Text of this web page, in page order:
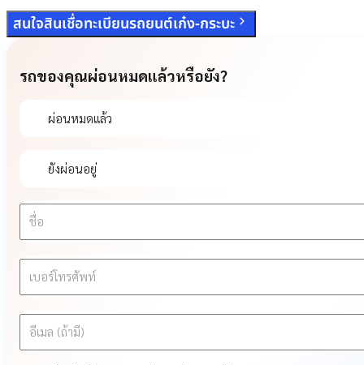
สนใจสินเชื่อทะเบียนรถยนต์เก๋ง-กระบะ
รถของคุณผ่อนหมดแล้วหรือยัง?
ผ่อนหมดแล้ว
ยังผ่อนอยู่
ชื่อ
เบอร์โทรศัพท์
อีเมล (ถ้ามี)